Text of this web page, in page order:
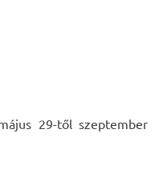
29-től szeptember